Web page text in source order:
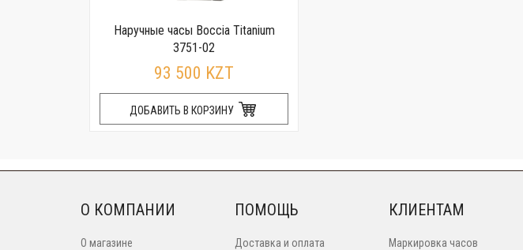
Наручные часы Boccia Titanium
3751-02
93 500 KZT
ДОБАВИТЬ В КОРЗИНУ
О КОМПАНИИ
О магазине
ПОМОЩЬ
Доставка и оплата
КЛИЕНТАМ
Маркировка часов